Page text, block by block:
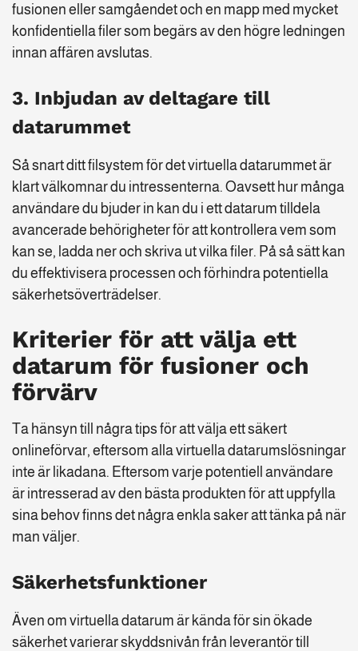
fusionen eller samgåendet och en mapp med mycket
konfidentiella filer som begärs av den högre ledningen
innan affären avslutas.
3. Inbjudan av deltagare till
datarummet
Så snart ditt filsystem för det virtuella datarummet är
klart välkomnar du intressenterna. Oavsett hur många
användare du bjuder in kan du i ett datarum tilldela
avancerade behörigheter för att kontrollera vem som
kan se, ladda ner och skriva ut vilka filer. På så sätt kan
du effektivisera processen och förhindra potentiella
säkerhetsöverträdelser.
Kriterier för att välja ett
datarum för fusioner och
förvärv
Ta hänsyn till några tips för att välja ett säkert
onlineförvar, eftersom alla virtuella datarumslösningar
inte är likadana. Eftersom varje potentiell användare
är intresserad av den bästa produkten för att uppfylla
sina behov finns det några enkla saker att tänka på när
man väljer.
Säkerhetsfunktioner
Även om virtuella datarum är kända för sin ökade
säkerhet varierar skyddsnivån från leverantör till